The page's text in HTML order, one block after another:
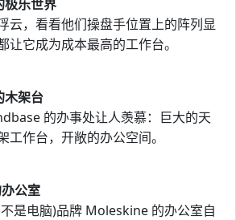
乐世界
云，看看他们操盘手位置上的阵列显
让它成为成本最高的工作台。
架台
的办事处让人羡慕：巨大的天
工作台，开敞的办公空间。
公室
是电脑)品牌 Moleskine 的办公室自